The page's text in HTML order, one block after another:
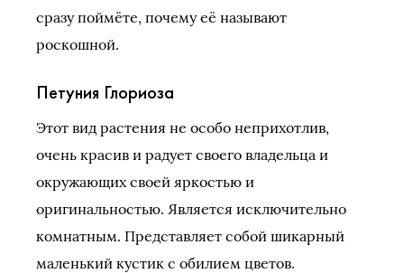
сразу поймёте, почему её называют
роскошной.
Петуния Глориоза
Этот вид растения не особо неприхотлив,
очень красив и радует своего владельца и
окружающих своей яркостью и
оригинальностью. Является исключительно
комнатным. Представляет собой шикарный
маленький кустик с обилием цветов.